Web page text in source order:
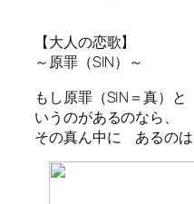
【大人の恋歌】
～原罪（SIN）～
もし原罪（SIN＝真）と
いうのがあるのなら、
その真ん中に あるのは